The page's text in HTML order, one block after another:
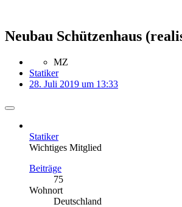
Neubau Schützenhaus
MZ
Statiker
28. Juli 2019 um 13:33
Statiker
Wichtiges Mitglied
Beiträge
75
Wohnort
Deutschland